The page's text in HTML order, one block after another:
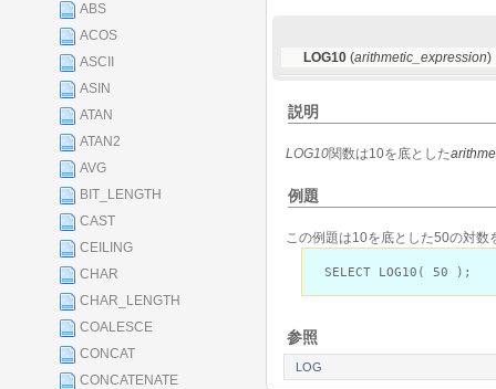
ABS
ACOS
ASCII
ASIN
ATAN
ATAN2
AVG
BIT_LENGTH
CAST
CEILING
CHAR
CHAR_LENGTH
COALESCE
CONCAT
CONCATENATE
LOG10 (arithmetic_expression)
説明
LOG10関数は10を底とした
例題
この例題は10を底とした50の対数
SELECT LOG10( 50 );
参照
LOG